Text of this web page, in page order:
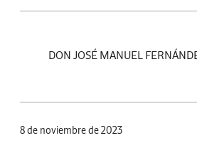
DON JOSÉ MANUEL
8 de noviembre de 2023